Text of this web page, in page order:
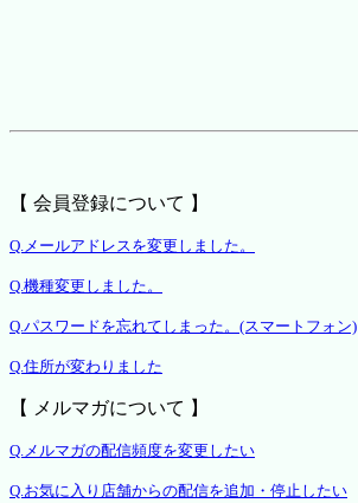
【 会員登録について 】
Q.メールアドレスを変更しました。
Q.機種変更しました。
Q.パスワードを忘れてしまった。(スマートフォン)
Q.住所が変わりました
【 メルマガについて 】
Q.メルマガの配信頻度を変更したい
Q.お気に入り店舗からの配信を追加・停止したい